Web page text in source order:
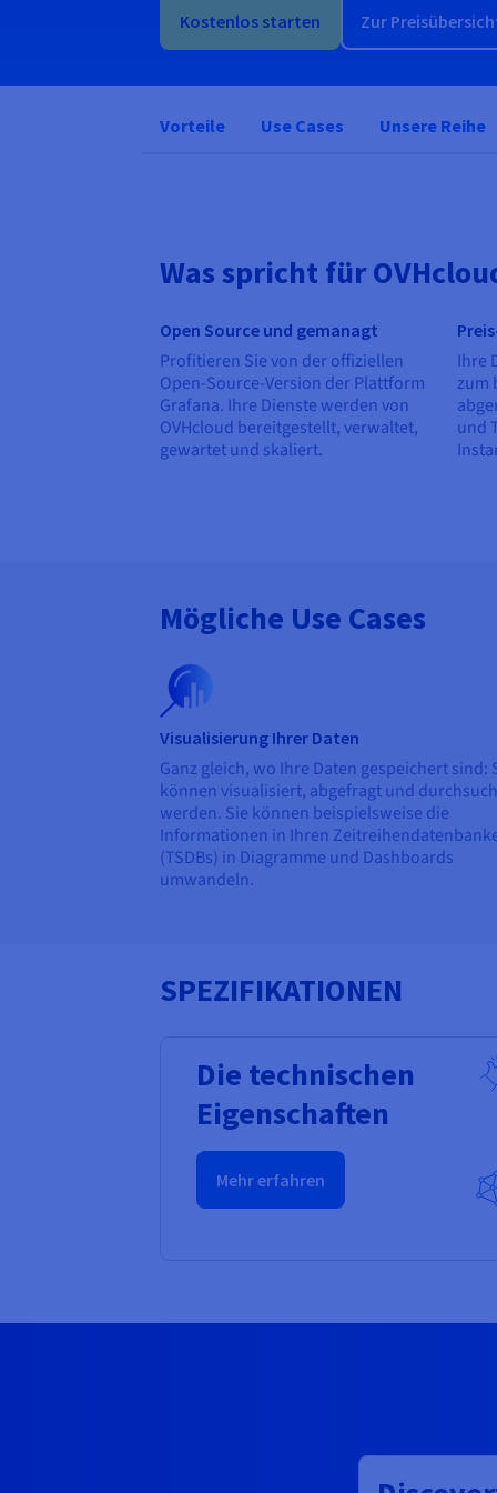
Kostenlos starten Zur
Vorteile Use Cases Unsere Reihe
Was spricht für
Open Source und gemanagt
Profitieren Sie von der offiziellen
Open-Source-Version der Plattform
Grafana. Ihre Dienste werden von
OVHcloud bereitgestellt, verwaltet,
gewartet und skaliert.
Ihre
zum
und
Mögliche Use Cases
Visualisierung Ihrer Daten
Ganz gleich, wo Ihre Daten gespeichert sind:
können visualisiert, abgefragt und
werden. Sie können beispielsweise die
Informationen in Ihren
(TSDBs) in Diagramme und Dashboards
umwandeln.
SPEZIFIKATIONEN
Die technischen
Eigenschaften
Mehr erfahren